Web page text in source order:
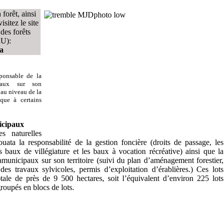
forêt, ainsi
le site
forêts
de la
sur son
niveau de la
à certains
naturelles
la responsabilité de la gestion foncière (droits de passage, les
baux de villégiature et les baux à vocation récréative)ainsi que la
sur son territoire (suivi du plan d’aménagement forestier,
travaux sylvicoles, permis d’exploitation d’érablières.)Ces lots
de près de 9 500 hectares, soit l’équivalent d’environ 225 lots
en blocs de lots.